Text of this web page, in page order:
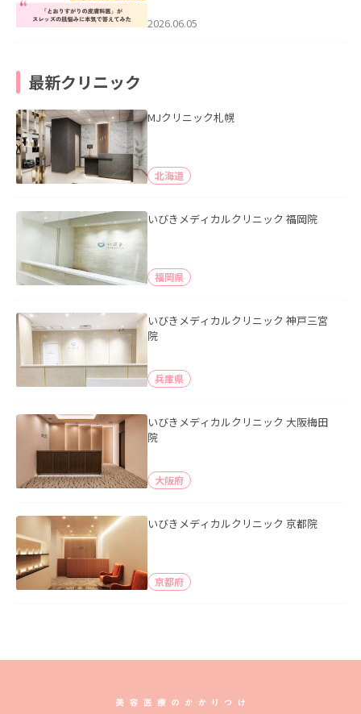
2026.06.05
最新クリニック
MJクリニック札幌
北海道
いびきメディカルクリニック 福岡院
福岡県
いびきメディカルクリニック 神戸三宮
院
兵庫県
いびきメディカルクリニック 大阪梅田
院
大阪府
いびきメディカルクリニック 京都院
京都府